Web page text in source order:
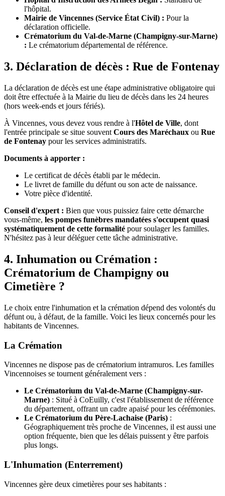
l'hôpital.
Mairie de Vincennes (Service État Civil) : Pour la
déclaration officielle.
Crématorium du Val-de-Marne (Champigny-sur-Marne)
: Le crématorium départemental de référence.
3. Déclaration de décès : Rue de Fontenay
La déclaration de décès est une étape administrative obligatoire qui
doit être effectuée à la Mairie du lieu de décès dans les 24 heures
(hors week-ends et jours fériés).
À Vincennes, vous devez vous rendre à l'Hôtel de Ville, dont
l'entrée principale se situe souvent Cours des Maréchaux ou Rue
de Fontenay pour les services administratifs.
Documents à apporter :
Le certificat de décès établi par le médecin.
Le livret de famille du défunt ou son acte de naissance.
Votre pièce d'identité.
Conseil d'expert : Bien que vous puissiez faire cette démarche
vous-même, les pompes funèbres mandatées s'occupent quasi
systématiquement de cette formalité pour soulager les familles.
N'hésitez pas à leur déléguer cette tâche administrative.
4. Inhumation ou Crémation :
Crématorium de Champigny ou
Cimetière ?
Le choix entre l'inhumation et la crémation dépend des volontés du
défunt ou, à défaut, de la famille. Voici les lieux concernés pour les
habitants de Vincennes.
La Crémation
Vincennes ne dispose pas de crématorium intramuros. Les familles
Vincennoises se tournent généralement vers :
Le Crématorium du Val-de-Marne (Champigny-sur-
Marne) : Situé à CoEuilly, c'est l'établissement de référence
du département, offrant un cadre apaisé pour les cérémonies.
Le Crématorium du Père-Lachaise (Paris) :
Géographiquement très proche de Vincennes, il est aussi une
option fréquente, bien que les délais puissent y être parfois
plus longs.
L'Inhumation (Enterrement)
Vincennes gère deux cimetières pour ses habitants :